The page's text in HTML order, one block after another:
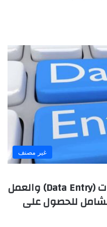
غير مصنف
أفضل وظائف إدخال البيانات (Data Entry) والعمل
دليلك الشامل للحصول على